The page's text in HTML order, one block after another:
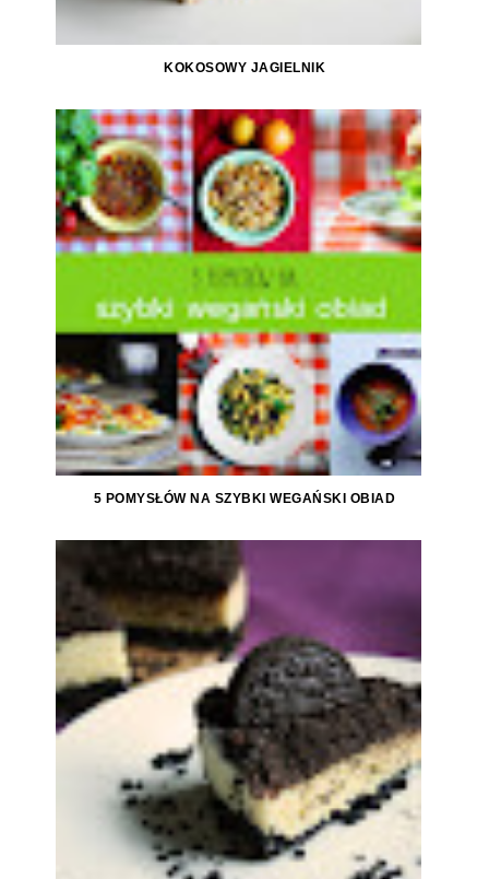
KOKOSOWY JAGIELNIK
5 POMYSŁÓW NA SZYBKI WEGAŃSKI OBIAD